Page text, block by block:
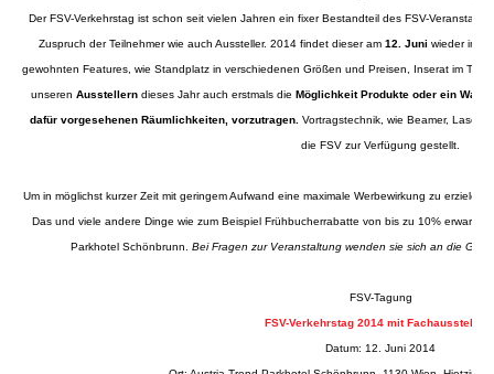
Der FSV-Verkehrstag ist schon seit vielen Jahren ein fixer Bestandteil des FSV-
Zuspruch der Teilnehmer wie auch Aussteller. 2014 findet dieser am 12. Juni wieder im
gewohnten Features, wie Standplatz in verschiedenen Größen und Preisen, Inserat im
unseren Ausstellerndieses Jahr auch erstmals die Möglichkeit Produkte oder ein
dafür vorgesehenen Räumlichkeiten, vorzutragen. Vortragstechnik, wie Beamer,
die FSV zur Verfügung gestellt.
Um in möglichst kurzer Zeit mit geringem Aufwand eine maximale Werbewirkung zu
Das und viele andere Dinge wie zum Beispiel Frühbucherrabatte von bis zu 10% erwarten
Parkhotel Schönbrunn. Bei Fragen zur Veranstaltung wenden sie sich an die
FSV-Tagung
FSV-Verkehrstag 2014 mit
Datum: 12. Juni 2014